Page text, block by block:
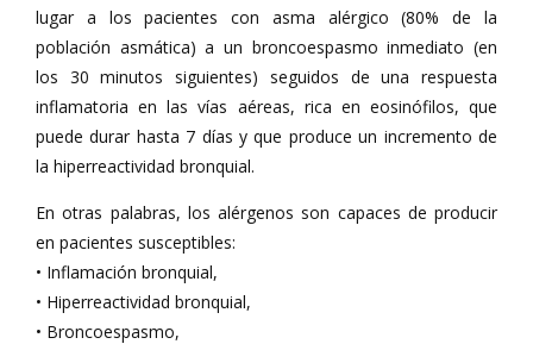
lugar a los pacientes con asma alérgico (80% de la
población asmática) a un broncoespasmo inmediato (en
los 30 minutos siguientes) seguidos de una respuesta
inflamatoria en las vías aéreas, rica en eosinófilos, que
puede durar hasta 7 días y que produce un incremento de
la hiperreactividad bronquial.
En otras palabras, los alérgenos son capaces de producir
en pacientes susceptibles:
• Inflamación bronquial,
• Hiperreactividad bronquial,
• Broncoespasmo,